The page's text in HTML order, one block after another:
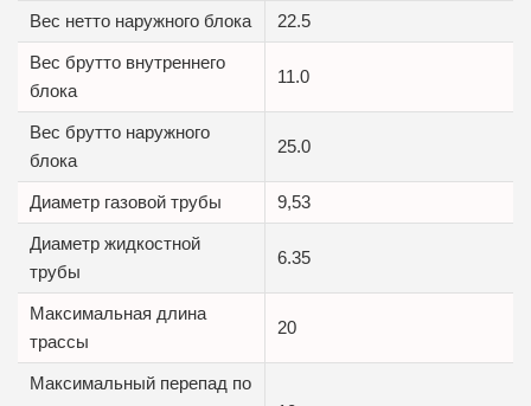
Вес нетто наружного блока 22.5
Вес брутто внутреннего
блока
11.0
Вес брутто наружного
блока
25.0
Диаметр газовой трубы 9,53
Диаметр жидкостной
трубы
6.35
Максимальная длина
трассы
20
Максимальный перепад по